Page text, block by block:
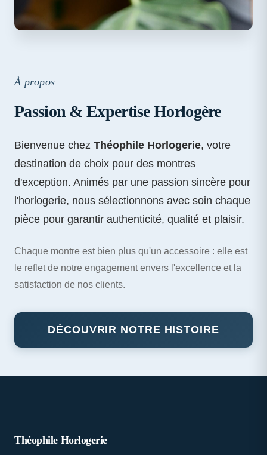
À propos
Passion & Expertise Horlogère
Bienvenue chez Théophile Horlogerie, votre
destination de choix pour des montres
d'exception. Animés par une passion sincère pour
l'horlogerie, nous sélectionnons avec soin chaque
pièce pour garantir authenticité, qualité et plaisir.
Chaque montre est bien plus qu'un accessoire : elle est
le reflet de notre engagement envers l'excellence et la
satisfaction de nos clients.
DÉCOUVRIR NOTRE HISTOIRE
Théophile Horlogerie